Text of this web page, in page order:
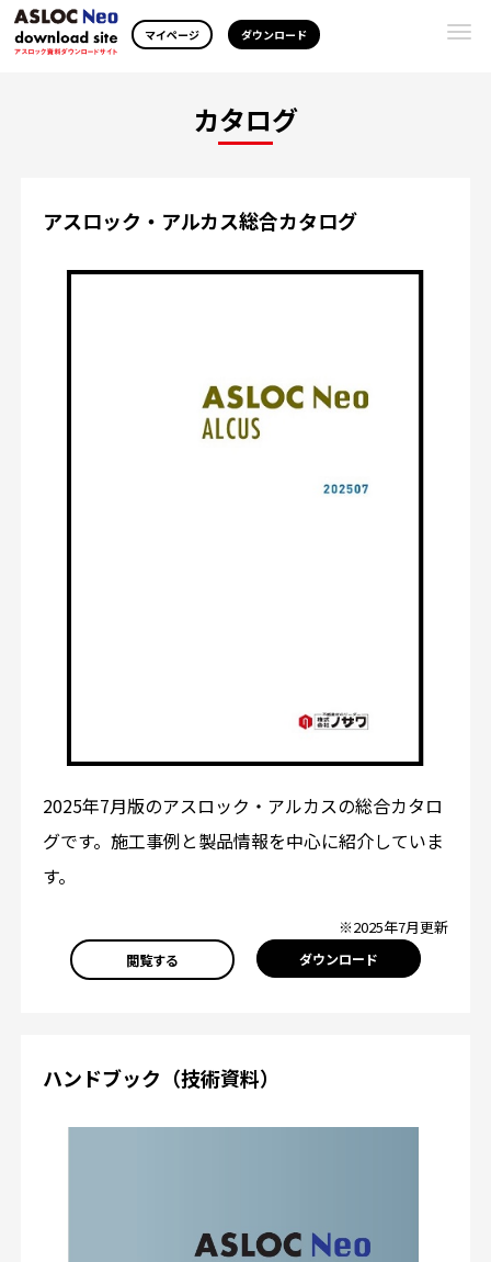
マイページ ダウンロード
カタログ
アスロック・アルカス総合カタログ
2025年7月版のアスロック・アルカスの総合カタロ
グです。施工事例と製品情報を中心に紹介していま
す。
※2025年7月更新
閲覧する ダウンロード
ハンドブック（技術資料）